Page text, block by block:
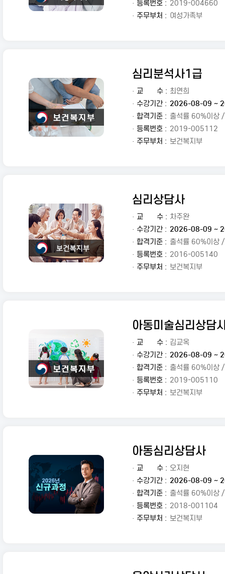
· 등록번호 : 2019-004660
· 주무부처 : 여성가족부
심리분석사1급
· 교 수 : 최연희
· 수강기간 : 2026-08-09 ~
· 합격기준 : 출석률 60%이상
· 등록번호 : 2019-005112
· 주무부처 : 보건복지부
심리상담사
· 교 수 : 차주완
· 수강기간 : 2026-08-09 ~
· 합격기준 : 출석률 60%이상
· 등록번호 : 2016-005140
· 주무부처 : 보건복지부
아동미술심리상담
· 교 수 : 김교옥
· 수강기간 : 2026-08-09 ~
· 합격기준 : 출석률 60%이상
· 등록번호 : 2019-005110
· 주무부처 : 보건복지부
아동심리상담사
· 교 수 : 오지현
· 수강기간 : 2026-08-09 ~
· 합격기준 : 출석률 60%이상
· 등록번호 : 2018-001104
· 주무부처 : 보건복지부